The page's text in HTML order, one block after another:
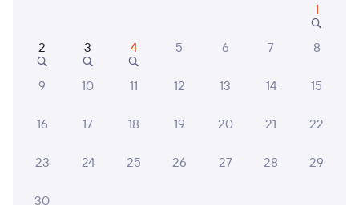
Мы отображаем актуальные отзывы и не удаляем
8 Антон И.
04 августа 2026 • Поезд 068Ы
Списать и разобрать, пора уже эти вагоны. Всё норм,а
1
2 3 4 5 6 7 8
9 10 11 12 13 14 15
16 17 18 19 20 21 22
23 24 25 26 27 28 29
30